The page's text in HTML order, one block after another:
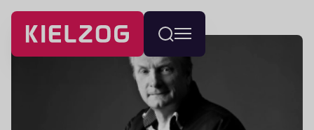
Navigatie
overslaan
Wissel
menu